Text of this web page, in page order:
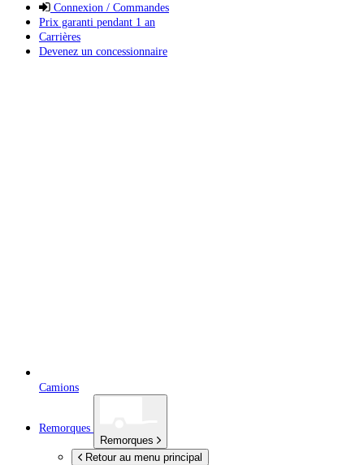
Connexion / Commandes
Prix garanti pendant 1 an
Carrières
Devenez un concessionnaire
Camions
Remorques
Remorques
Retour au menu principal